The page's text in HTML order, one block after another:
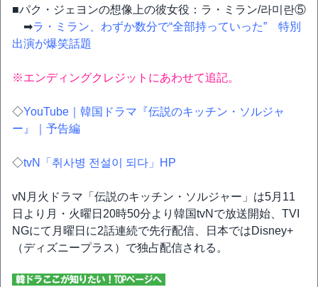
■パク・ジェヨンの想像上の彼女役：ラ・ミラン/라미란⑤
➡ラ・ミラン、わずか数分で“全部持っていった” 特別
出演が爆笑話題
※エンディングクレジットにあわせて追記。
◇YouTube｜韓国ドラマ『伝説のキッチン・ソルジャ
ー』｜予告編
◇tvN「취사병 전설이 되다」HP
vN月火ドラマ「伝説のキッチン・ソルジャー」は5月11
日より月・火曜日20時50分より韓国tvNで放送開始、TVI
NGにて月曜日に2話連続で先行配信、日本ではDisney+
（ディズニープラス）で独占配信される。